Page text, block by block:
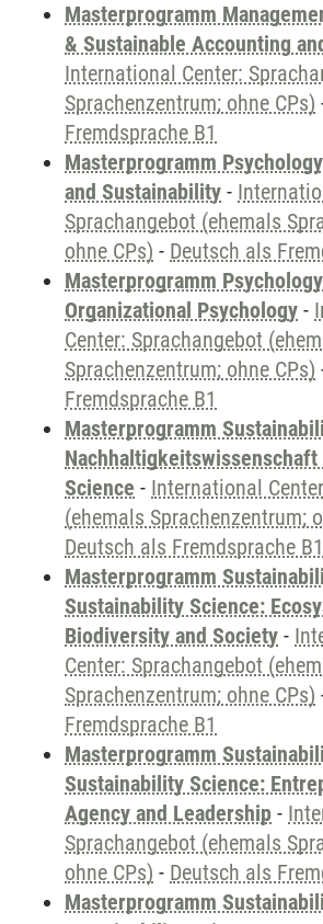
Masterprogramm
& Sustainable Accounting
International Center:
Sprachenzentrum; ohne CPs)
Fremdsprache B1
Masterprogramm
and Sustainability -
Sprachangebot (ehemals
ohne CPs) - Deutsch als
Masterprogramm
Organizational Psychology -
Center: Sprachangebot
Sprachenzentrum; ohne CPs)
Fremdsprache B1
Masterprogramm
Science - International
(ehemals Sprachenzentrum;
Deutsch als Fremdsprache B1
Masterprogramm
Sustainability Science:
Biodiversity and Society -
Center: Sprachangebot
Sprachenzentrum; ohne CPs)
Fremdsprache B1
Masterprogramm
Sustainability Science:
Agency and Leadership -
Sprachangebot (ehemals
ohne CPs) - Deutsch als
Masterprogramm